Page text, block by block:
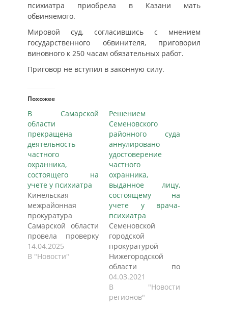
психиатра приобрела в Казани мать
обвиняемого.
Мировой суд, согласившись с мнением
государственного обвинителя, приговорил
виновного к 250 часам обязательных работ.
Приговор не вступил в законную силу.
Похожее
В Самарской
области
прекращена
деятельность
частного
охранника,
состоящего на
учете у психиатра
Кинельская
межрайонная
прокуратура
Самарской области
провела проверку
соблюдения
законодательства в
14.04.2025
В "Новости"
Решением
Семеновского
районного суда
аннулировано
удостоверение
частного
охранника,
выданное лицу,
состоящему на
учете у врача-
психиатра
Семеновской
городской
прокуратурой
Нижегородской
области по
поручению
прокуратуры
Нижегородской
04.03.2021
В "Новости
регионов"